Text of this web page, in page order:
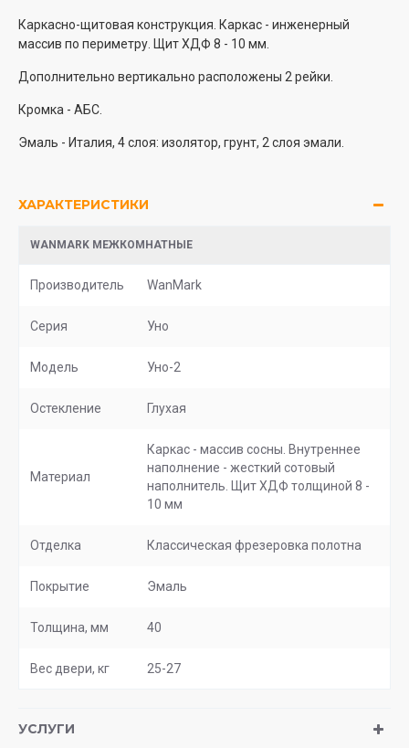
Каркасно-щитовая конструкция. Каркас - инженерный
массив по периметру. Щит ХДФ 8 - 10 мм.
Дополнительно вертикально расположены 2 рейки.
Кромка - АБС.
Эмаль - Италия, 4 слоя: изолятор, грунт, 2 слоя эмали.
ХАРАКТЕРИСТИКИ
WANMARK МЕЖКОМНАТНЫЕ
Производитель WanMark
Серия Уно
Модель Уно-2
Остекление Глухая
Материал
Каркас - массив сосны. Внутреннее
наполнение - жесткий сотовый
наполнитель. Щит ХДФ толщиной 8 -
10 мм
Отделка Классическая фрезеровка полотна
Покрытие Эмаль
Толщина, мм 40
Вес двери, кг 25-27
УСЛУГИ